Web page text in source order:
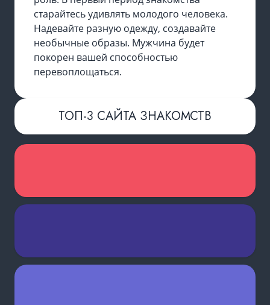
старайтесь удивлять молодого человека.
Надевайте разную одежду, создавайте
необычные образы. Мужчина будет
покорен вашей способностью
перевоплощаться.
ТОП-3 САЙТА ЗНАКОМСТВ